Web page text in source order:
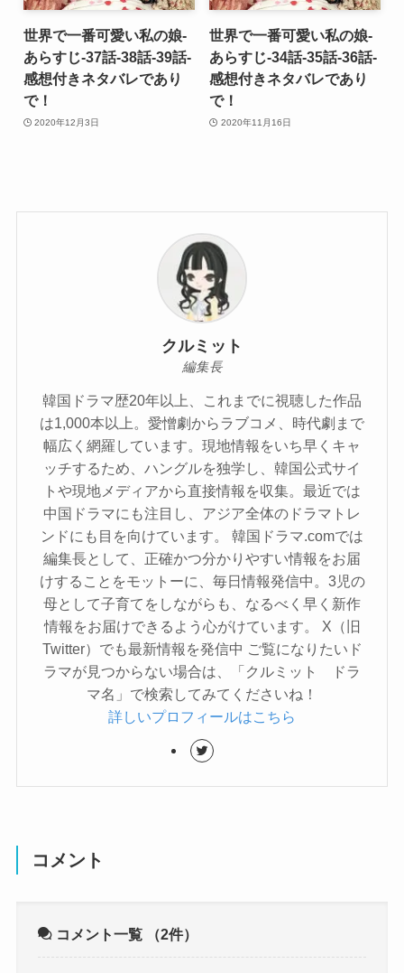
世界で一番可愛い私の娘-
あらすじ-37話-38話-39話-
感想付きネタバレであり
で！
2020年12月3日
世界で一番可愛い私の娘-
あらすじ-34話-35話-36話-
感想付きネタバレであり
で！
2020年11月16日
クルミット
編集長
韓国ドラマ歴20年以上、これまでに視聴した作品
は1,000本以上。愛憎劇からラブコメ、時代劇まで
幅広く網羅しています。現地情報をいち早くキャ
ッチするため、ハングルを独学し、韓国公式サイ
トや現地メディアから直接情報を収集。最近では
中国ドラマにも注目し、アジア全体のドラマトレ
ンドにも目を向けています。 韓国ドラマ.comでは
編集長として、正確かつ分かりやすい情報をお届
けすることをモットーに、毎日情報発信中。3児の
母として子育てをしながらも、なるべく早く新作
情報をお届けできるよう心がけています。 X（旧
Twitter）でも最新情報を発信中 ご覧になりたいド
ラマが見つからない場合は、「クルミット ドラ
マ名」で検索してみてくださいね！
詳しいプロフィールはこちら
コメント
コメント一覧 （2件）